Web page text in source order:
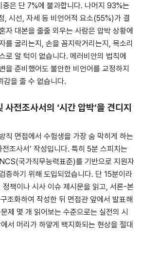
은 단 7%에 불과합니다. 나머지 93%는
, 시선, 자세 등 비언어적 요소(55%)가 결
자 대본을 줄줄 외우는 사람은 압박 상황에
를 굴리는지, 손을 꼼지락거리는지, 목소리
로 알 턱이 없습니다. 메러비안의 법칙에
을 준비했어도 불안한 비언어를 교정하지
감을 줄 수 없습니다.
전조사서의 ‘시간 압박’을 견디지
직 면접에서 수험생을 가장 숨 막히게 하는
전조사서’ 작성입니다. 특히 5분 스피치는
국가직무능력표준)를 기반으로 지원자
증하기 위해 도입되었습니다. 단 15분이라
책이나 시사 이슈 제시문을 읽고, 서론-본
조화하여 작성한 뒤 면접관 앞에서 발표해
제 몇 개 읽어보는 수준으로는 실전의 시
서 머리가 하얗게 백지화되는 현상을 절대